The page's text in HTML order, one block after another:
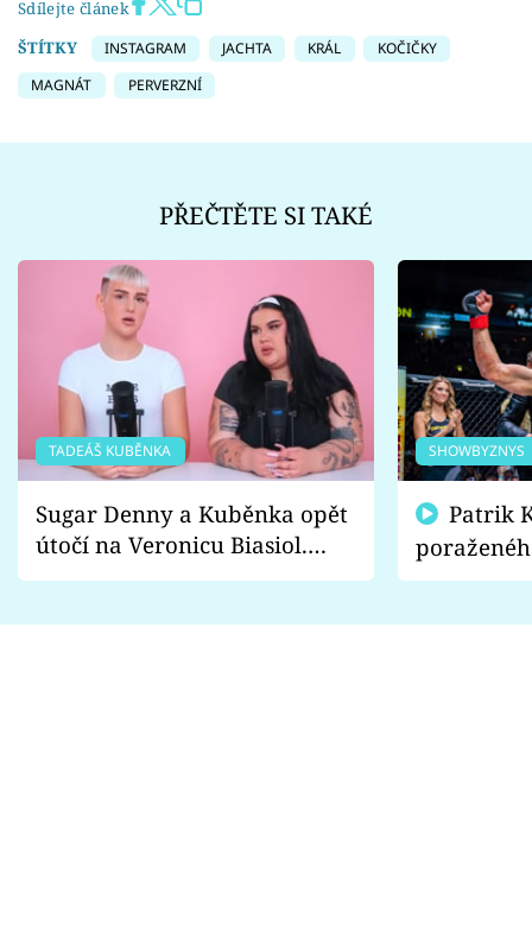
Sdílejte článek
ŠTÍTKY
INSTAGRAM JACHTA KRÁL
KOČIČKY
MAGNÁT
PERVERZNÍ
PŘEČTĚTE SI TAKÉ
TADEÁŠ KUBĚNKA
Sugar Denny a Kuběnka opět
útočí na Veronicu Biasiol.
Proč je podle nich falešná a
SHOWBYZNYS
fanoušci